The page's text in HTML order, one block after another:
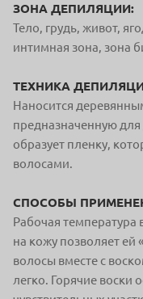
ЗОНА ДЕПИЛЯЦИИ:
Тело, грудь, живот,
интимная зона, зона
ТЕХНИКА
Наносится
предназначенную
образует пленку,
волосами.
СПОСОБЫ
Рабочая температура
на кожу позволяет ей
волосы вместе с
легко. Горячие воски